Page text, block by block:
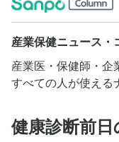
産業保健ニュース・
産業医・保健師・企
すべての人が使える
健康診断前